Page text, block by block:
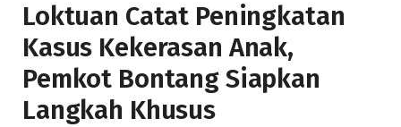
Loktuan Catat Peningkatan
Kasus Kekerasan Anak,
Pemkot Bontang Siapkan
Langkah Khusus